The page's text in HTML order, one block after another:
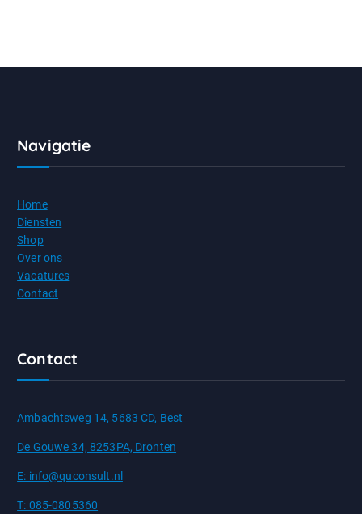
Navigatie
Home
Diensten
Shop
Over ons
Vacatures
Contact
Contact
Ambachtsweg 14, 5683 CD, Best
De Gouwe 34, 8253PA, Dronten
E: info@quconsult.nl
T: 085-0805360